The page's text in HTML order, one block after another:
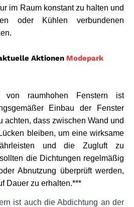
im Raum konstant zu halten und
oder Kühlen verbundenen
Aktionen Modepark
von raumhohen Fenstern ist
Einbau der Fenster
achten, dass zwischen Wand und
bleiben, um eine wirksame
und die Zugluft zu
die Dichtungen regelmäßig
Abnutzung überprüft werden,
Dauer zu erhalten.***
ist auch die Abdichtung an der